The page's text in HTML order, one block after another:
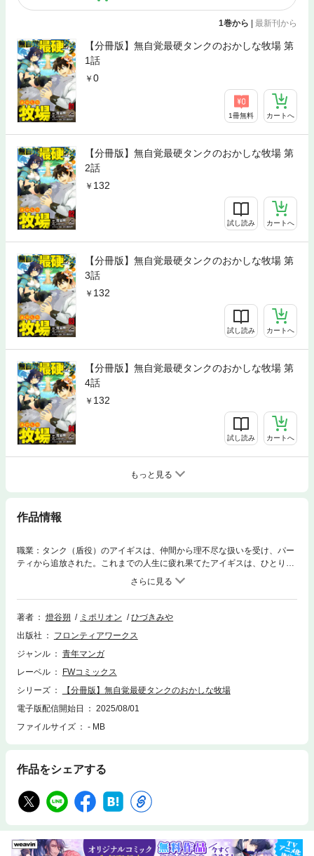
1巻から | 最新刊から
【分冊版】無自覚最硬タンクのおかしな牧場 第
1話
0
1冊無料 カートへ
【分冊版】無自覚最硬タンクのおかしな牧場 第
2話
132
試し読み カートへ
【分冊版】無自覚最硬タンクのおかしな牧場 第
3話
132
試し読み カートへ
【分冊版】無自覚最硬タンクのおかしな牧場 第
4話
132
試し読み カートへ
もっと見る
作品情報
職業：タンク（盾役）のアイギスは、仲間から理不尽な扱いを受け、パー
ティから追放された。これまでの人生に疲れ果てたアイギスは、ひとり農
業をしながらのんびり暮らすための土地を購入。が、そこは硬い地面以外
何もない不毛の地。彼の人生は、どん底かと思われた…。しかし、アイギ
ス持ち前の“硬すぎる”体によって開拓不可能な土地はみるみる耕され、古
代竜の少女・ソフィとの出会いや、伝説の神獣まで手懐けて、アイギスの
硬”男と、そんな彼に興味津々のソフィが繰り広げる、ちょっとおかしな牧
場生活！
著者 燈谷朔 ミポリオン
ひづきみや
出版社
フロンティアワークス
ジャンル
青年マンガ
レーベル
FWコミックス
シリーズ
【分冊版】無自覚最硬タンクのおかしな牧場
電子版配信開始日
2025/08/01
ファイルサイズ
- MB
作品をシェアする